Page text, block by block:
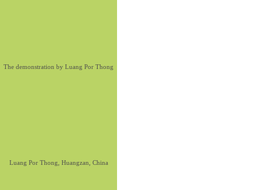
The demonstration by Luang Por Thong
Luang Por Thong, Huangzan, China